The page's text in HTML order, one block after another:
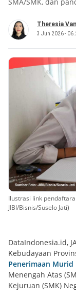
Theresia
3 Jun 2026 -
Ilustrasi link
JIBI/Bisnis/Suselo Jati)
DataIndonesia.id,
Kebudayaan
Penerimaan Murid
Menengah Atas
Kejuruan (SMK)